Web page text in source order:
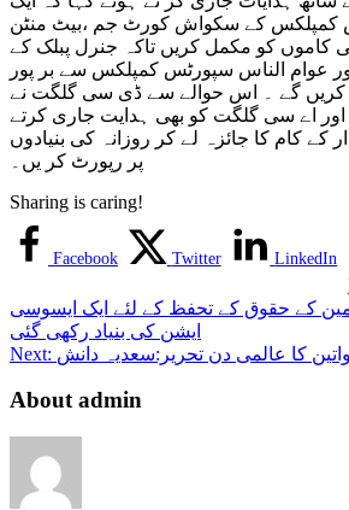
کمپلکس کے سکواش کورٹ جم ،بیٹ منٹن
کاموں کو مکمل کریں تاکہ جنرل پبلک کے
اور عوام الناس سپورٹس کمپلکس سے بر پور
کریں گے ۔ اس حوالے سے ڈی سی گلگت نے
اور اے سی گلگت کو بھی ہدایت جاری کرتے
کے کام کا جائزہ لے کر روزانہ کی بنیادوں
پر رپورٹ کر یں۔
Sharing is caring!
Facebook Twitter LinkedIn
کے حقوق کے تحفظ کے لئے ایک ایسوسی
ایشن کی بنیاد رکھی گئی
Next: کا عالمی دن تحریر:سعدیہ دانش
About admin